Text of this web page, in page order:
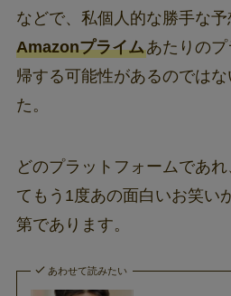
などで、私個人的な勝手な予
Amazonプライムあたりの
帰する可能性があるのでは
た。
どのプラットフォームであ
てもう1度あの面白いお笑い
第であります。
あわせて読みたい